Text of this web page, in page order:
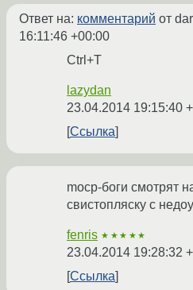
Ответ на: комментарий от
16:11:46 +00:00
Ctrl+T
lazydan
23.04.2014 19:15:40
Ссылка
mocp-боги смотрят
свистопляску с
fenris ★★★★★
23.04.2014 19:28:32
Ссылка